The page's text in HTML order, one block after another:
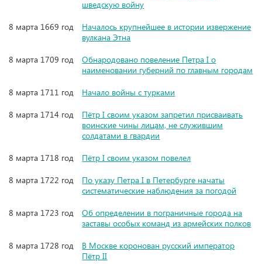
шведскую войну
8 марта 1669 год
Началось крупнейшее в истории извержение
вулкана Этна
8 марта 1709 год
Обнародовано повеление Петра I о
наименовании губерний по главным городам
8 марта 1711 год
Начало войны с турками
8 марта 1714 год
Пётр I своим указом запретил присваивать
воинские чины лицам, не служившим
солдатами в гвардии
8 марта 1718 год
Пётр I своим указом повелел
8 марта 1722 год
По указу Петра I в Петербурге начаты
систематические наблюдения за погодой
8 марта 1723 год
Об определении в пограничные города на
заставы особых команд из армейских полков
8 марта 1728 год
В Москве коронован русский император
Пётр II